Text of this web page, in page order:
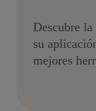
Descubre
su
mejores